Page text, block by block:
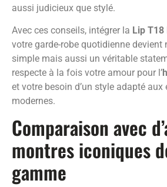
aussi judicieux que stylé.
Avec ces conseils, intégrer la Lip T18
votre garde-robe quotidienne devient
simple mais aussi un véritable
respecte à la fois votre amour pour l’
et votre besoin d’un style adapté aux
modernes.
Comparaison avec
montres iconiques
gamme